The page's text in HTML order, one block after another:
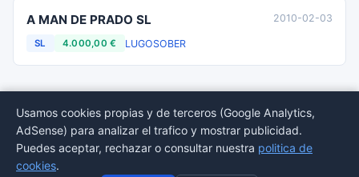
A MAN DE PRADO SL
SL 4.000,00 € LUGOSOBER
2010-02-03
© 2026 BORMEDirectorio — Datos publicos del Registro Mercantil
Provincias
Usamos cookies propias y de terceros (Google Analytics,
AdSense) para analizar el trafico y mostrar publicidad.
Puedes aceptar, rechazar o consultar nuestra politica de
cookies.